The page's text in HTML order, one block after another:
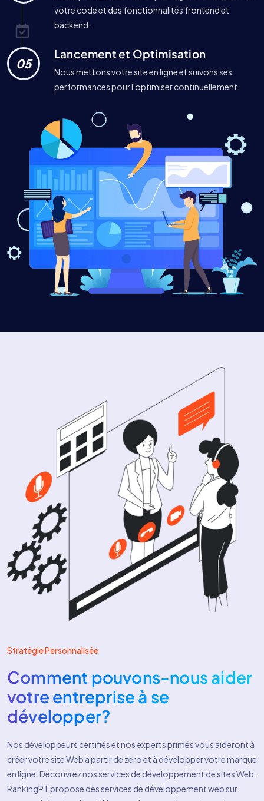
votre code et des fonctionnalités frontend et
backend.
05
Lancement et Optimisation
Nous mettons votre site en ligne et suivons ses
performances pour l'optimiser continuellement.
Stratégie Personnalisée
Comment pouvons-nous aider
votre entreprise à se
développer?
Nos développeurs certifiés et nos experts primés vous aideront à
créer votre site Web à partir de zéro et à développer votre marque
en ligne. Découvrez nos services de développement de sites Web.
RankingPT propose des services de développement web sur